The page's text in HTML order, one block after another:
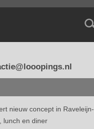
nieuw concept in Raveleijn-
lunch en diner